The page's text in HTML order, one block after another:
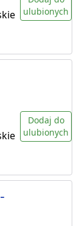
ulubionych
Dodaj do
ulubionych